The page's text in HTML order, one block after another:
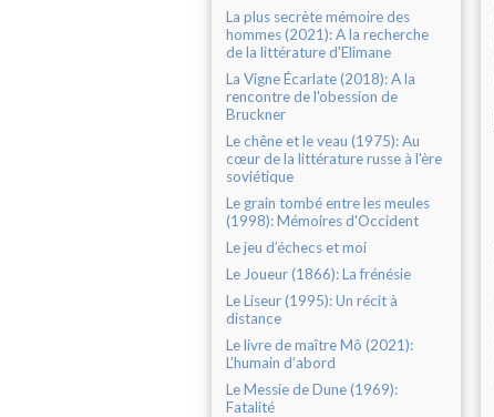
La plus secrète mémoire des
hommes (2021): A la recherche
de la littérature d'Elimane
La Vigne Écarlate (2018): A la
rencontre de l'obession de
Bruckner
Le chêne et le veau (1975): Au
cœur de la littérature russe à l'ère
soviétique
Le grain tombé entre les meules
(1998): Mémoires d'Occident
Le jeu d’échecs et moi
Le Joueur (1866): La frénésie
Le Liseur (1995): Un récit à
distance
Le livre de maître Mô (2021):
L’humain d’abord
Le Messie de Dune (1969):
Fatalité